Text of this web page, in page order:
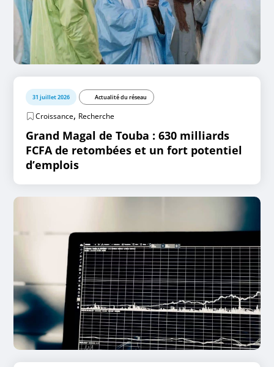
31 juillet 2026 Actualité du réseau
Croissance, Recherche
Grand Magal de Touba : 630 milliards
FCFA de retombées et un fort potentiel
d’emplois